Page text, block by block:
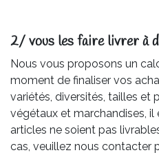
2/ vous les faire livrer à
Nous vous proposons un
moment de finaliser vos
variétés, diversités, tailles et
végétaux et marchandises,
articles ne soient pas
cas, veuillez nous contacter